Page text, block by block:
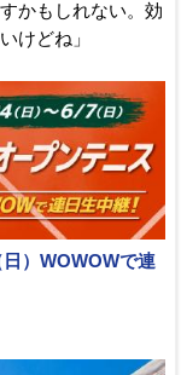
かもしれない。効
けどね」
日）WOWOWで連